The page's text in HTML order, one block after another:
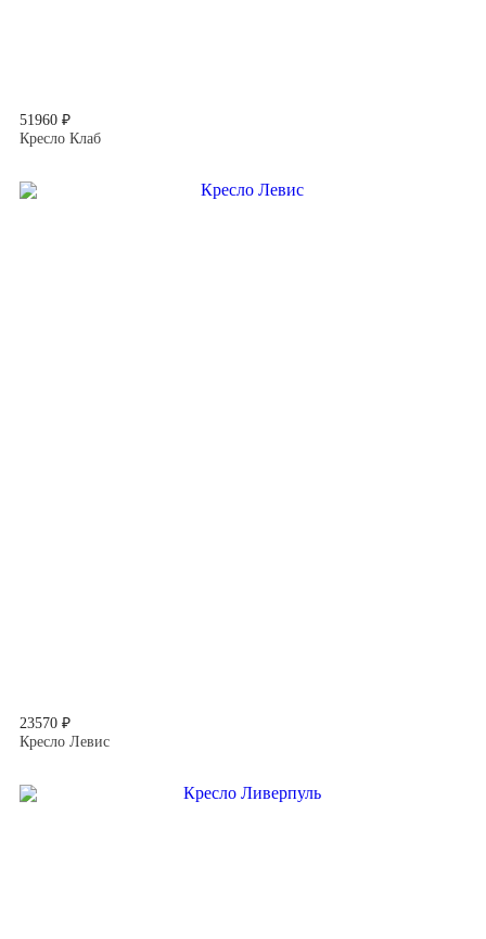
51960 ₽
Кресло Клаб
23570 ₽
Кресло Левис